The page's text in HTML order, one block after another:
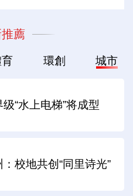
薦
環創 城市
级“水上电梯”将成型
：校地共创“同里诗光”